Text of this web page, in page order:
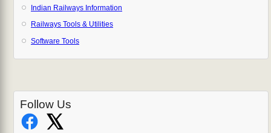
Indian Railways Information
Railways Tools & Utilities
Software Tools
Follow Us